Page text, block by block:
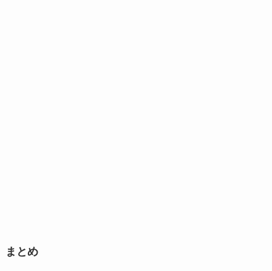
まとめ